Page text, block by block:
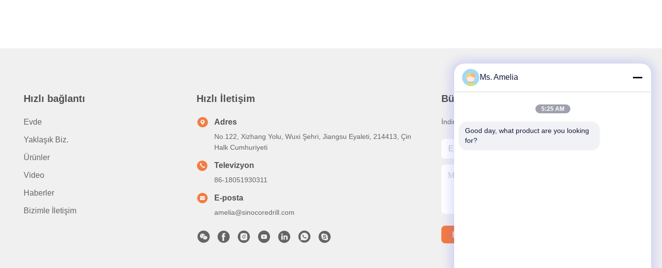
Hızlı bağlantı
Evde
Yaklaşık Biz.
Ürünler
Video
Haberler
Bizimle İletişim
Hızlı İletişim
Adres
No.122, Xizhang Yolu, Wuxi Şehri, Jiangsu Eyaleti, 214413, Çin
Halk Cumhuriyeti
Televizyon
86-18051930311
E-posta
amelia@sinocoredrill.com
Bültenimiz
İndirimler ve daha fazlası için bültenimize abone olun.
Bizimle İletişim
Ms. Amelia
5:25 AM
Good day, what product are you looking
for?